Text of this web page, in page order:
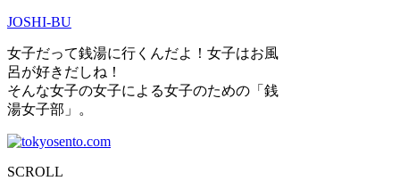
JOSHI-BU
女子だって銭湯に行くんだよ！女子はお風
呂が好きだしね！
そんな女子の女子による女子のための「銭
湯女子部」。
SCROLL